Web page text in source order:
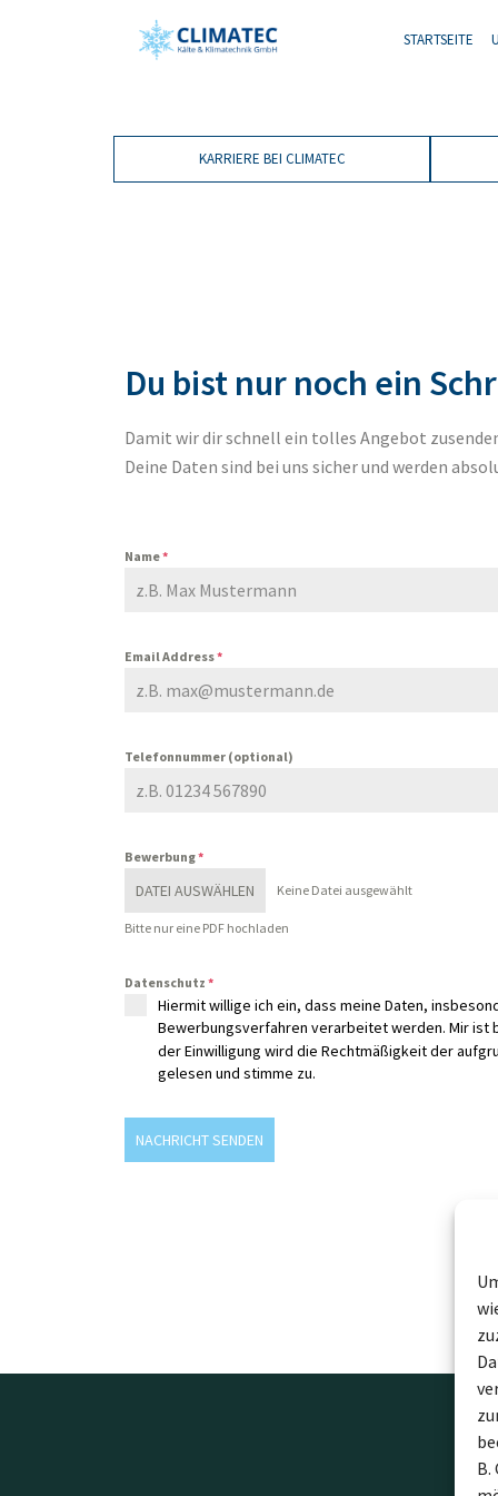
B.
STARTSEITE
KARRIERE BEI CLIMATEC
Du bist nur noch ein
Damit wir dir schnell ein tolles Angebot
Deine Daten sind bei uns sicher und werden
Name*
Email Address*
Telefonnummer (optional)
Bewerbung*
DATEI AUSWÄHLEN Keine Datei ausgewählt
Bitte nur eine PDF hochladen
Datenschutz *
Hiermit willige ich ein, dass meine Daten,
Bewerbungsverfahren verarbeitet werden. Mir ist
der Einwilligung wird die Rechtmäßigkeit der
gelesen und stimme zu.
NACHRICHT SENDEN